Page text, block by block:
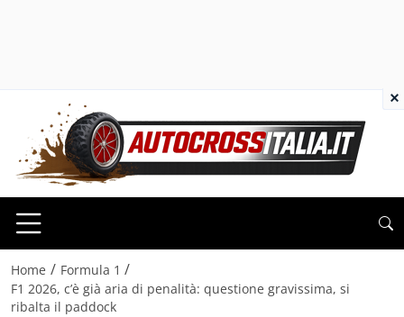
Home / Formula 1 /
F1 2026, c’è già aria di penalità: questione gravissima, si
ribalta il paddock
×